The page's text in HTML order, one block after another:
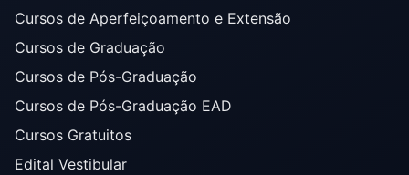
Cursos de Aperfeiçoamento e Extensão
Cursos de Graduação
Cursos de Pós-Graduação
Cursos de Pós-Graduação EAD
Cursos Gratuitos
Edital Vestibular